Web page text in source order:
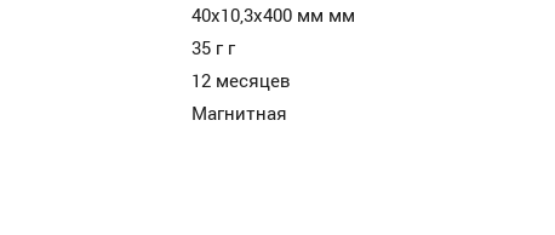
40х10,3х400 мм мм
35 г г
12 месяцев
Магнитная